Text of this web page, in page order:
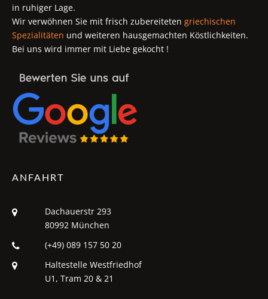
in ruhiger Lage.
Wir verwöhnen Sie mit frisch zubereiteten griechischen
Spezialitäten und weiteren hausgemachten Köstlichkeiten.
Bei uns wird immer mit Liebe gekocht !
ANFAHRT
Dachauerstr 293
80992 München
(+49) 089 157 50 20
Haltestelle Westfriedhof
U1, Tram 20 & 21